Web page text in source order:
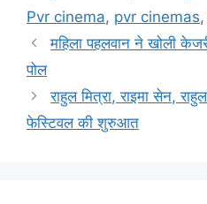
Pvr cinema, pvr cinemas,
महिला पहलवान ने खोली
पोल
राहुल मित्रा, राइमा सेन,
फेस्टिवल की शुरुआत